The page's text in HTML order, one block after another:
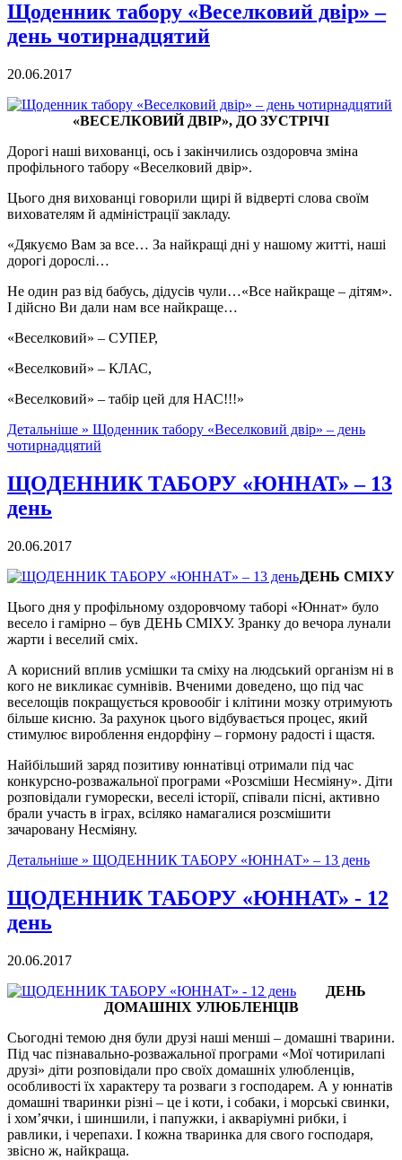
Щоденник табору «Веселковий двір» –
день чотирнадцятий
20.06.2017
«ВЕСЕЛКОВИЙ ДВІР», ДО ЗУСТРІЧІ
Дорогі наші вихованці, ось і закінчились оздоровча зміна
профільного табору «Веселковий двір».
Цього дня вихованці говорили щирі й відверті слова своїм
вихователям й адміністрації закладу.
«Дякуємо Вам за все… За найкращі дні у нашому житті, наші
дорогі дорослі…
Не один раз від бабусь, дідусів чули…«Все найкраще – дітям».
І дійсно Ви дали нам все найкраще…
«Веселковий» – СУПЕР,
«Веселковий» – КЛАС,
«Веселковий» – табір цей для НАС!!!»
Детальніше » Щоденник табору «Веселковий двір» – день
чотирнадцятий
ЩОДЕННИК ТАБОРУ «ЮННАТ» – 13
день
20.06.2017
ДЕНЬ СМІХУ
Цього дня у профільному оздоровчому таборі «Юннат» було
весело і гамірно – був ДЕНЬ СМІХУ. Зранку до вечора лунали
жарти і веселий сміх.
А корисний вплив усмішки та сміху на людський організм ні в
кого не викликає сумнівів. Вченими доведено, що під час
веселощів покращується кровообіг і клітини мозку отримують
більше кисню. За рахунок цього відбувається процес, який
стимулює вироблення ендорфіну – гормону радості і щастя.
Найбільший заряд позитиву юннатівці отримали під час
конкурсно-розважальної програми «Розсміши Несміяну». Діти
розповідали гуморески, веселі історії, співали пісні, активно
брали участь в іграх, всіляко намагалися розсмішити
зачаровану Несміяну.
Детальніше » ЩОДЕННИК ТАБОРУ «ЮННАТ» – 13 день
ЩОДЕННИК ТАБОРУ «ЮННАТ» - 12
день
20.06.2017
ДЕНЬ
ДОМАШНІХ УЛЮБЛЕНЦІВ
Сьогодні темою дня були друзі наші менші – домашні тварини.
Під час пізнавально-розважальної програми «Мої чотирилапі
друзі» діти розповідали про своїх домашніх улюбленців,
особливості їх характеру та розваги з господарем. А у юннатів
домашні тваринки різні – це і коти, і собаки, і морські свинки,
і хом’ячки, і шиншили, і папужки, і акваріумні рибки, і
равлики, і черепахи. І кожна тваринка для свого господаря,
звісно ж, найкраща.